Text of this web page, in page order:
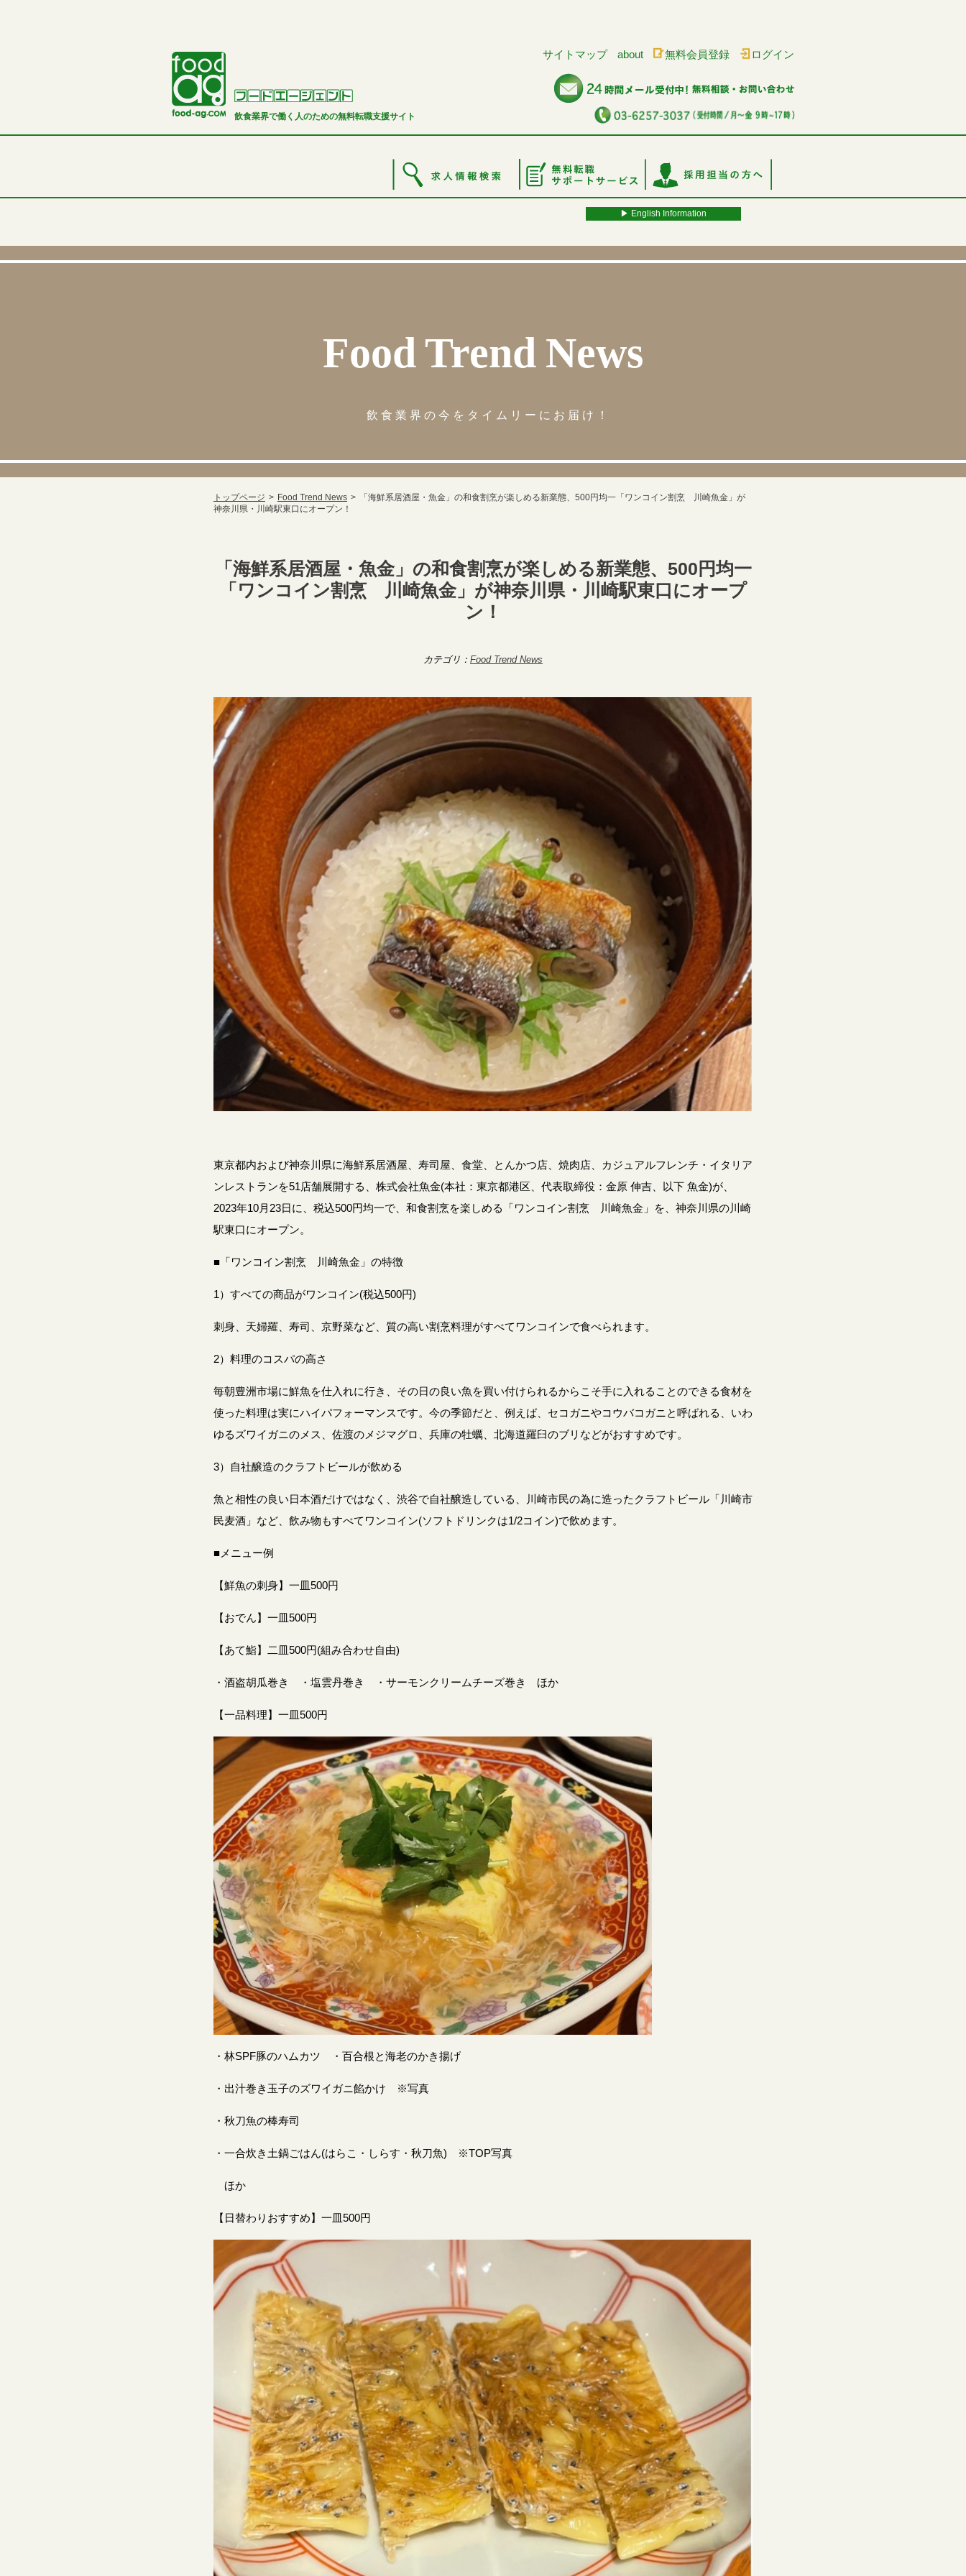
飲食業界で働く人のための無料転職支援サイト
サイトマップ about 無料会員登録 ログイン
▶︎ English Information
Food Trend News
飲食業界の今をタイムリーにお届け！
トップページ Food Trend News
「海鮮系居酒屋・魚金」の和食割烹が楽しめる新業態、500円均一「ワンコイン割烹 川崎魚金」が
神奈川県・川崎駅東口にオープン！
「海鮮系居酒屋・魚金」の和食割烹が楽しめる新業態、500円均一
「ワンコイン割烹 川崎魚金」が神奈川県・川崎駅東口にオープ
ン！
カテゴリ： Food Trend News
東京都内および神奈川県に海鮮系居酒屋、寿司屋、食堂、とんかつ店、焼肉店、カジュアルフレンチ・イタリア
ンレストランを51店舗展開する、株式会社魚金(本社：東京都港区、代表取締役：金原 伸吉、以下 魚金)が、
2023年10月23日に、税込500円均一で、和食割烹を楽しめる「ワンコイン割烹 川崎魚金」を、神奈川県の川崎
駅東口にオープン。
■「ワンコイン割烹 川崎魚金」の特徴
1）すべての商品がワンコイン(税込500円)
刺身、天婦羅、寿司、京野菜など、質の高い割烹料理がすべてワンコインで食べられます。
2）料理のコスパの高さ
毎朝豊洲市場に鮮魚を仕入れに行き、その日の良い魚を買い付けられるからこそ手に入れることのできる食材を
使った料理は実にハイパフォーマンスです。今の季節だと、例えば、セコガニやコウバコガニと呼ばれる、いわ
ゆるズワイガニのメス、佐渡のメジマグロ、兵庫の牡蠣、北海道羅臼のブリなどがおすすめです。
3）自社醸造のクラフトビールが飲める
魚と相性の良い日本酒だけではなく、渋谷で自社醸造している、川崎市民の為に造ったクラフトビール「川崎市
民麦酒」など、飲み物もすべてワンコイン(ソフトドリンクは1/2コイン)で飲めます。
■メニュー例
【鮮魚の刺身】一皿500円
【おでん】一皿500円
【あて鮨】二皿500円(組み合わせ自由)
・酒盗胡瓜巻き ・塩雲丹巻き ・サーモンクリームチーズ巻き ほか
【一品料理】一皿500円
・林SPF豚のハムカツ ・百合根と海老のかき揚げ
・出汁巻き玉子のズワイガニ餡かけ ※写真
・秋刀魚の棒寿司
・一合炊き土鍋ごはん(はらこ・しらす・秋刀魚) ※TOP写真
ほか
【日替わりおすすめ】一皿500円